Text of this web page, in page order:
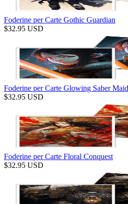
Foderine per Carte Gothic Guardian
$32.95 USD
Foderine per Carte Glowing Saber
$32.95 USD
Foderine per Carte Floral Conquest
$32.95 USD